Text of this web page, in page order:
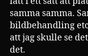
samma samma.
bildbehandling
att jag skulle se
det.